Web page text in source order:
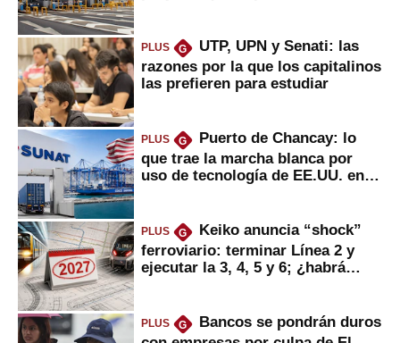
PLUS G
UTP, UPN y Senati: las
razones por la que los capitalinos
las prefieren para estudiar
PLUS G
Puerto de Chancay: lo
que trae la marcha blanca por
uso de tecnología de EE.UU. en
PLUS G
Keiko anuncia “shock”
ferroviario: terminar Línea 2 y
ejecutar la 3, 4, 5 y 6; ¿habrá
PLUS G
Bancos se pondrán duros